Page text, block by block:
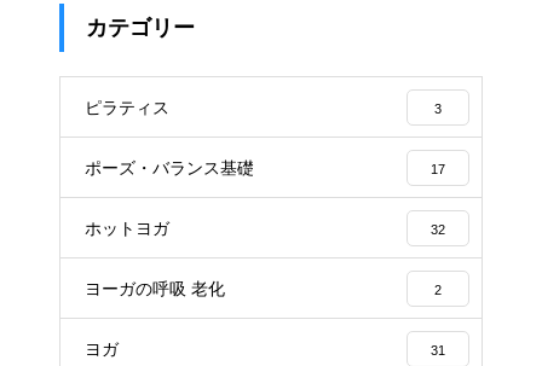
カテゴリー
ピラティス 3
ポーズ・バランス基礎 17
ホットヨガ 32
ヨーガの呼吸 老化 2
ヨガ 31